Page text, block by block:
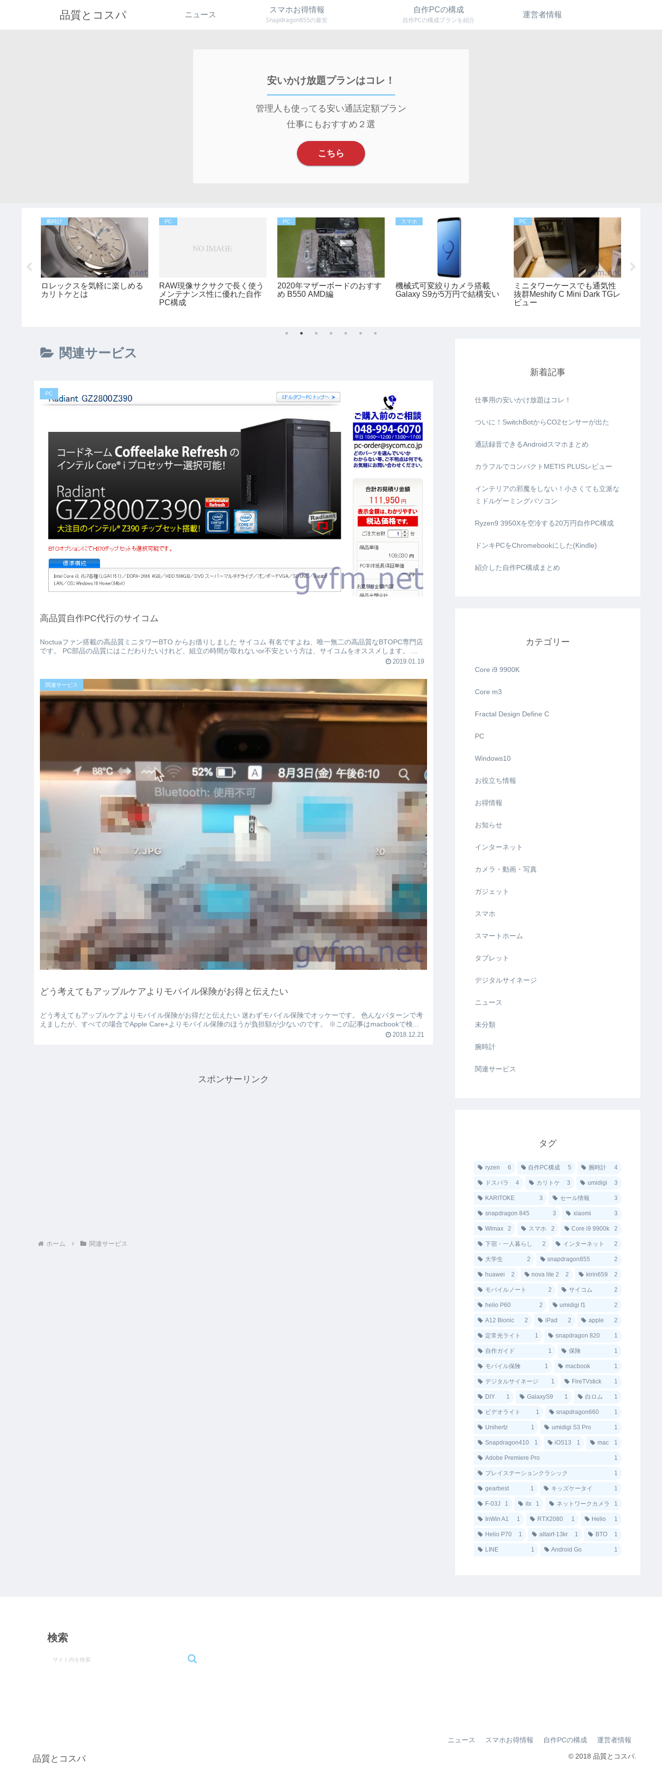
品質とコスパ ニュース
スマホお得情報
Snapdragon855の最安
自作PCの構成
自作PCの構成プランを紹介
運営者情報
安いかけ放題プランはコレ！
管理人も使ってる安い通話定額プラン
仕事にもおすすめ２選
こちら
腕時計
ロレックスを気軽に楽しめる
カリトケとは
PC
RAW現像サクサクで長く使う
メンテナンス性に優れた自作
PC構成
PC
2020年マザーボードのおすす
め B550 AMD編
スマホ
機械式可変絞りカメラ搭載
Galaxy S9が5万円で結構安い
PC
ミニタワーケースでも通気性
抜群Meshify C Mini Dark TGレ
ビュー
関連サービス
PC
高品質自作PC代行のサイコム
Noctuaファン搭載の高品質ミニタワーBTO からお借りしました サイコム 有名ですよね、唯一無二の高品質なBTOPC専門店
です。 PC部品の品質にはこだわりたいけれど、組立の時間が取れないor不安という方は、サイコムをオススメします。 ...
2019.01.19
関連サービス
どう考えてもアップルケアよりモバイル保険がお得と伝えたい
どう考えてもアップルケアよりモバイル保険がお得だと伝えたい 迷わずモバイル保険でオッケーです。 色んなパターンで考
えましたが、すべての場合でApple Care+よりモバイル保険のほうが負担額が少ないのです。 ※この記事はmacbookで検...
2018.12.21
スポンサーリンク
ホーム 関連サービス
新着記事
仕事用の安いかけ放題はコレ！
ついに！SwitchBotからCO2センサーが出た
通話録音できるAndroidスマホまとめ
カラフルでコンパクトMETIS PLUSレビュー
インテリアの邪魔をしない！小さくても立派な
ミドルゲーミングパソコン
Ryzen9 3950Xを空冷する20万円自作PC構成
ドンキPCをChromebookにした(Kindle)
紹介した自作PC構成まとめ
カテゴリー
Core i9 9900K
Core m3
Fractal Design Define C
PC
Windows10
お役立ち情報
お得情報
お知らせ
インターネット
カメラ・動画・写真
ガジェット
スマホ
スマートホーム
タブレット
デジタルサイネージ
ニュース
未分類
腕時計
関連サービス
タグ
ryzen 6 自作PC構成 5 腕時計 4
ドスパラ 4 カリトケ 3 umidigi 3
KARITOKE 3 セール情報 3
snapdragon 845 3 xiaomi 3
Wimax 2 スマホ 2 Core i9 9900k 2
下宿・一人暮らし 2 インターネット 2
大学生 2 snapdragon855 2
huawei 2 nova lite 2 2 kirin659 2
モバイルノート 2 サイコム 2
helio P60 2 umidigi f1 2
A12 Bionic 2 iPad 2 apple 2
定常光ライト 1 snapdragon 820 1
自作ガイド 1 保険 1
モバイル保険 1 macbook 1
デジタルサイネージ 1 FireTVstick 1
DIY 1 GalaxyS9 1 白ロム 1
ビデオライト 1 snapdragon660 1
Unihertz 1 umidigi S3 Pro 1
Snapdragon410 1 iOS13 1 mac 1
Adobe Premiere Pro 1
プレイステーションクラシック 1
gearbest 1 キッズケータイ 1
F-03J 1 itx 1 ネットワークカメラ 1
InWin A1 1 RTX2080 1 Helio 1
Helio P70 1 altairf-13kr 1 BTO 1
LINE 1 Android Go 1
検索
品質とコスパ
ニュース スマホお得情報 自作PCの構成 運営者情報
© 2018 品質とコスパ.